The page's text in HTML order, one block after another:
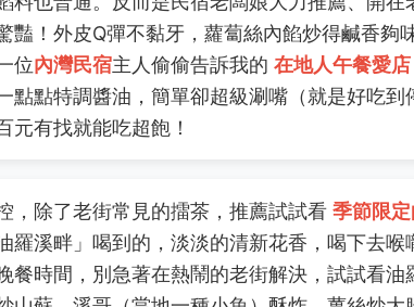
豔！外皮Q彈不黏牙，蘿蔔絲內餡炒得鹹香夠
位內灣民宿主人偷偷告訴我的在地人午餐愛店
點點特調醬油，簡單卻超級涮嘴（就是好吃
元有找就能吃超飽！
，除了老街常見的擂茶，推薦試試看季節限
油羅溪畔」喝到的，淡淡的清新花香，喝下去
餐時間，別急著在熱鬧的老街解決，試試看